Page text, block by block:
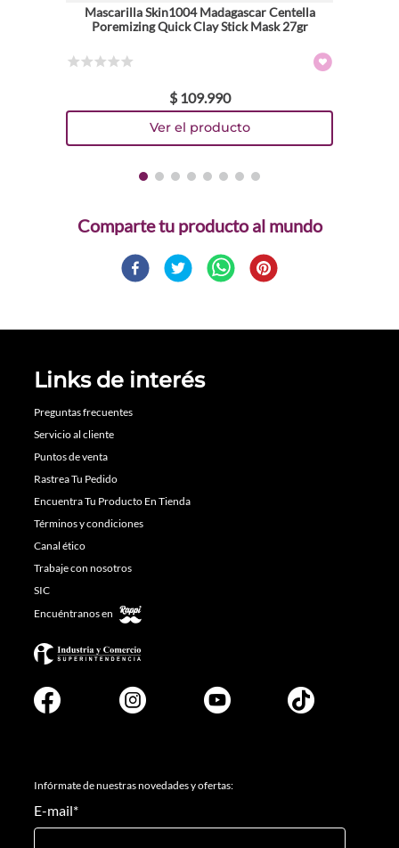
Mascarilla Skin1004 Madagascar Centella
Poremizing Quick Clay Stick Mask 27gr
$ 109.990
Comparte
Links de interés
Preguntas frecuentes
Servicio al cliente
Puntos de venta
Rastrea Tu Pedido
Encuentra Tu Producto En Tienda
Términos y condiciones
Canal ético
Trabaje con nosotros
SIC
Encuéntranos en
Infórmate de nuestras novedades y ofertas:
E-mail*